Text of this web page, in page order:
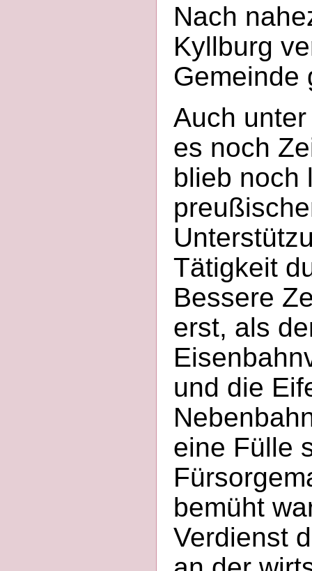
Nach
Kyllburg
Gemeinde
Auch
es noch
blieb noch
Tätigkeit
Bessere
erst, als
und die
eine Fülle
bemüht
Verdienst